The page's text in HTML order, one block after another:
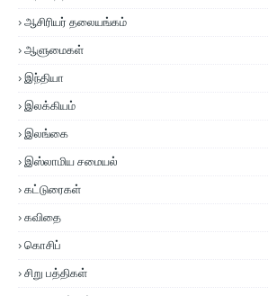
ஆசிரியர் தலையங்கம்
ஆளுமைகள்
இந்தியா
இலக்கியம்
இலங்கை
இஸ்லாமிய சமையல்
கட்டுரைகள்
கவிதை
கொசிப்
சிறு பத்திகள்